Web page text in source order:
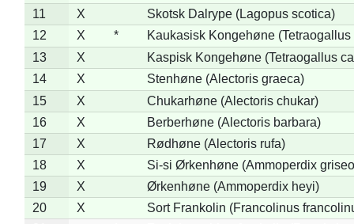
11
X
Skotsk Dalrype (Lagopus scotica)
12
X *
Kaukasisk Kongehøne
13
X
Kaspisk Kongehøne (Tetraogallus
14
X
Stenhøne (Alectoris graeca)
15
X
Chukarhøne (Alectoris chukar)
16
X
Berberhøne (Alectoris barbara)
17
X
Rødhøne (Alectoris rufa)
18
X
Si-si Ørkenhøne (Ammoperdix
19
X
Ørkenhøne (Ammoperdix heyi)
20
X
Sort Frankolin (Francolinus